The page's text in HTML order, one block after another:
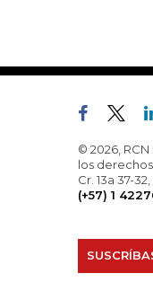
© 2026,
los
Cr. 13a 37-
(+57) 1